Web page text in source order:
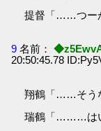
提督「……つー
9 名前：
20:50:45.78
翔鶴「……そう
瑞鶴「………は